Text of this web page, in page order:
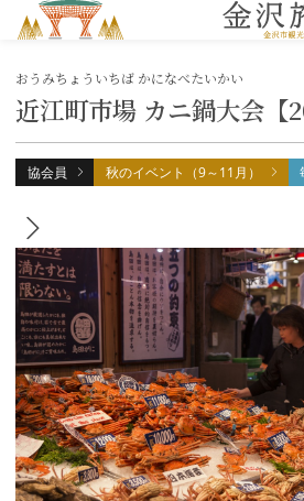
近江町市場 カニ鍋大会【
おうみちょういちば かになべたいかい
協会員 秋のイベント（9～11月）